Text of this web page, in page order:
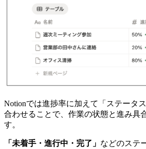
Notionでは進捗率に加えて「ステータ
合わせることで、作業の状態と進み具
す。
「未着手・進行中・完了」 などのステ